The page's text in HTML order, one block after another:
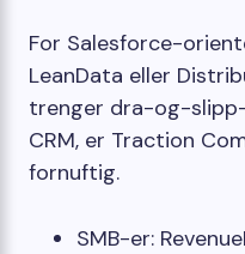
For Salesforce-
LeanData eller
trenger dra-og-
CRM, er Traction
fornuftig.
SMB-er: